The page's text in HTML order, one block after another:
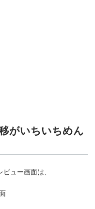
がいちいちめん
ュー画面は、